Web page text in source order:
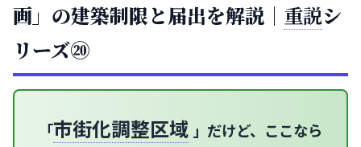
画」の建築制限と届出を解説｜ 重説シ
リーズ⑳
「市街化調整区域 」だけど、ここなら